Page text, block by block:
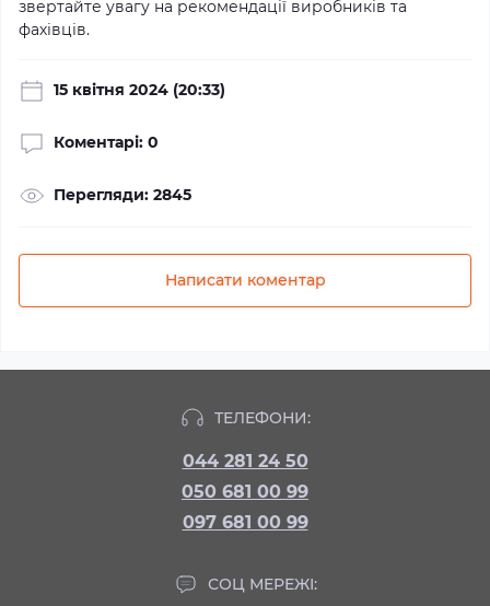
звертайте увагу на рекомендації виробників та
фахівців.
15 квітня 2024 (20:33)
Коментарі: 0
Перегляди: 2845
Написати коментар
ТЕЛЕФОНИ:
044 281 24 50
050 681 00 99
097 681 00 99
СОЦ МЕРЕЖІ: